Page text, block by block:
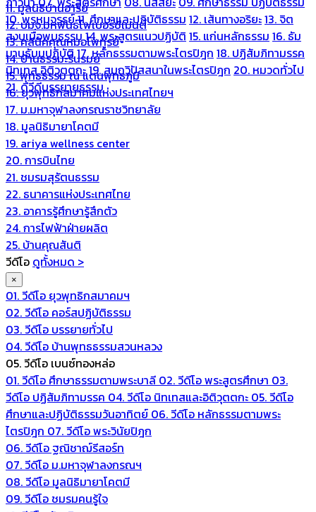
10. พรหมจรรย์11. ศึกษาและปฏิบัติธรรม 12. เส้นทางอริยะ13. จิต
สงบเมื่อพบธรรม14. พระสูตรแนวปฏิบัติ 15. แก่นหลักธรรม 16. ธัม
มานุธัมมปฏิบัติ17. หลักธรรมตามพระไตรปิฎก 18. ปฏิสัมภิทามรรค
นิทเทส อิติวุตตกะ19. สมถวิปัสสนาในพระไตรปิฎก 20. หมวดทั่วไป
21. ดีวีดีบรรยายธรรม
11. มูลนิธิบ้านอารีย์
12. บมจ.มหพันธ์ไฟเบอร์ซีเมนต์
13. คลีนิคคุณหมอไพทูรย์
14. บ้านธรรมะรื่นรมย์
15. พุทธธรรม ณ แดนพุทธภูมิ
16. ยุวพุทธิกสมาคมแห่งประเทศไทยฯ
17. ม.มหาจุฬาลงกรณราชวิทยาลัย
18. มูลนิธิมายาโคตมี
19. ariya wellness center
20. การบินไทย
21. ชมรมสุรัตนธรรม
22. ธนาคารแห่งประเทศไทย
23. อาคารรู้ศึกษารู้สึกตัว
24. การไฟฟ้าฝ่ายผลิต
25. บ้านคุณสันติ
วีดีโอ ดูทั้งหมด >
×
01. วีดีโอ ยุวพุทธิกสมาคมฯ
02. วีดีโอ คอร์สปฏิบัติธรรม
03. วีดีโอ บรรยายทั่วไป
04. วีดีโอ บ้านพุทธธรรมสวนหลวง
05. วีดีโอ เบนซ์ทองหล่อ
01. วีดีโอ ศึกษาธรรมตามพระบาลี 02. วีดีโอ พระสูตรศึกษา 03.
วีดีโอ ปฏิสัมภิทามรรค 04. วีดีโอ นิทเทสและอิติวุตตกะ 05. วีดีโอ
ศึกษาและปฏิบัติธรรมวันอาทิตย์ 06. วีดีโอ หลักธรรมตามพระ
ไตรปิฎก 07. วีดีโอ พระวินัยปิฎก
06. วีดีโอ ฐณิชาฌ์รีสอร์ท
07. วีดีโอ ม.มหาจุฬาลงกรณฯ
08. วีดีโอ มูลนิธิมายาโคตมี
09. วีดีโอ ชมรมคนรู้ใจ